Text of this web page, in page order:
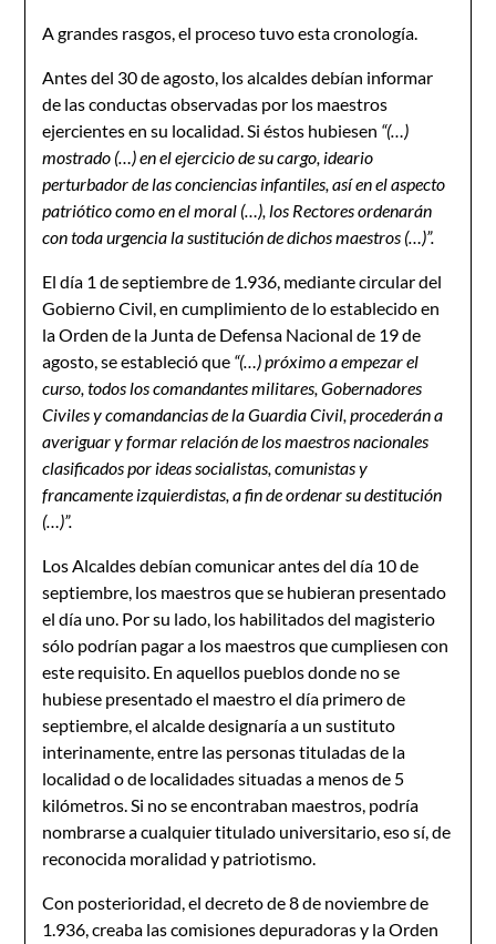
A grandes rasgos, el proceso tuvo esta cronología.
Antes del 30 de agosto, los alcaldes debían informar
de las conductas observadas por los maestros
ejercientes en su localidad. Si éstos hubiesen “(…)
mostrado (…) en el ejercicio de su cargo, ideario
perturbador de las conciencias infantiles, así en el aspecto
patriótico como en el moral (…), los Rectores ordenarán
con toda urgencia la sustitución de dichos maestros (…)”.
El día 1 de septiembre de 1.936, mediante circular del
Gobierno Civil, en cumplimiento de lo establecido en
la Orden de la Junta de Defensa Nacional de 19 de
agosto, se estableció que “(…) próximo a empezar el
curso, todos los comandantes militares, Gobernadores
Civiles y comandancias de la Guardia Civil, procederán a
averiguar y formar relación de los maestros nacionales
clasificados por ideas socialistas, comunistas y
francamente izquierdistas, a fin de ordenar su destitución
(…)”.
Los Alcaldes debían comunicar antes del día 10 de
septiembre, los maestros que se hubieran presentado
el día uno. Por su lado, los habilitados del magisterio
sólo podrían pagar a los maestros que cumpliesen con
este requisito. En aquellos pueblos donde no se
hubiese presentado el maestro el día primero de
septiembre, el alcalde designaría a un sustituto
interinamente, entre las personas tituladas de la
localidad o de localidades situadas a menos de 5
kilómetros. Si no se encontraban maestros, podría
nombrarse a cualquier titulado universitario, eso sí, de
reconocida moralidad y patriotismo.
Con posterioridad, el decreto de 8 de noviembre de
1.936, creaba las comisiones depuradoras y la Orden